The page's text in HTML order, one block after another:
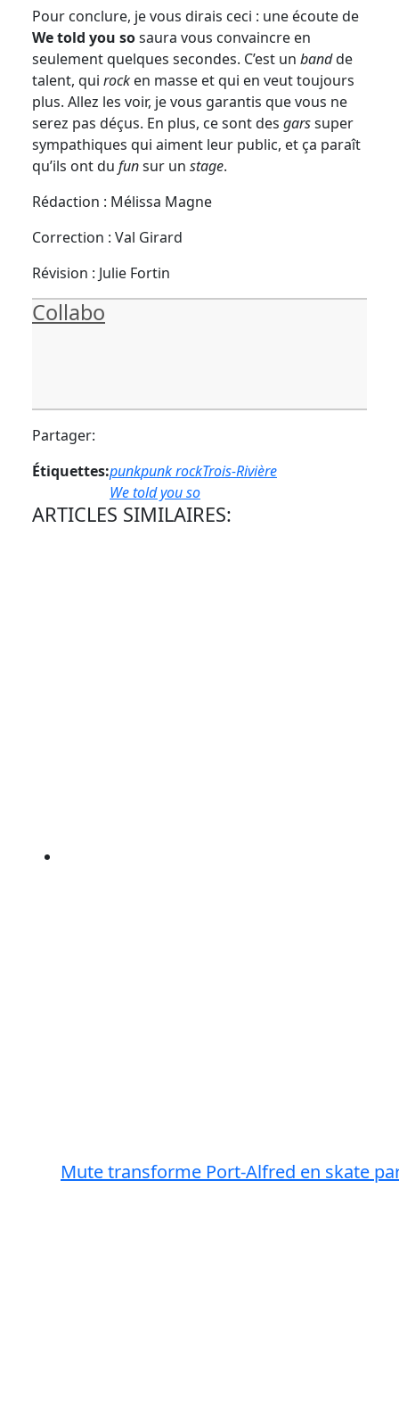
Pour conclure, je vous dirais ceci : une écoute de
We told you sosaura vous convaincre en
seulement quelques secondes. C’est un bandde
talent, qui rock en masse et qui en veut toujours
plus. Allez les voir, je vous garantis que vous ne
serez pas déçus. En plus, ce sont des garssuper
sympathiques qui aiment leur public, et ça paraît
qu’ils ont du funsur un stage.
Rédaction : Mélissa Magne
Correction : Val Girard
Révision : Julie Fortin
Collabo
Partager:
Étiquettes:punkpunk rockTrois-Rivière
We told you so
ARTICLES SIMILAIRES:
Mute transforme Port-Alfred en skate